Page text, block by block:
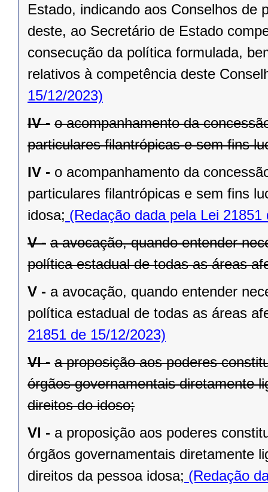
Estado, indicando aos Conselhos de
deste, ao Secretário de Estado
consecução da política formulada,
relativos à competência deste
15/12/2023)
IV - o acompanhamento da
particulares filantrópicas e sem fins
IV - o acompanhamento da
particulares filantrópicas e sem fins
idosa; (Redação dada pela Lei 21851
V - a avocação, quando entender
política estadual de todas as áreas
V - a avocação, quando entender
política estadual de todas as áreas
21851 de 15/12/2023)
VI - a proposição aos poderes
órgãos governamentais diretamente
direitos do idoso;
VI - a proposição aos poderes
órgãos governamentais diretamente
direitos da pessoa idosa; (Redação